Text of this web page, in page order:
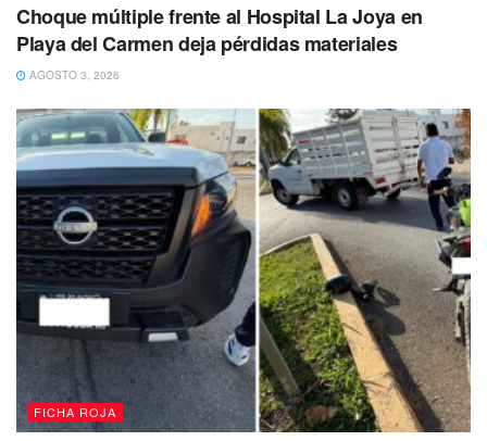
Choque múltiple frente al Hospital La Joya en
Playa del Carmen deja pérdidas materiales
AGOSTO 3, 2026
FICHA ROJA